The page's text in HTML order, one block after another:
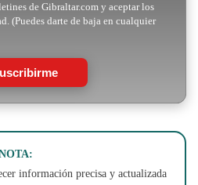
de Gibraltar.com y aceptar los
(Puedes darte de baja en cualquier
información precisa y actualizada